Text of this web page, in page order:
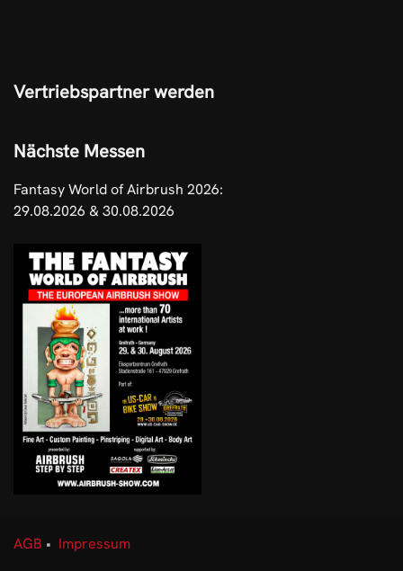
Vertriebspartner werden
Nächste Messen
Fantasy World of Airbrush 2026:
29.08.2026 & 30.08.2026
AGB • Impressum